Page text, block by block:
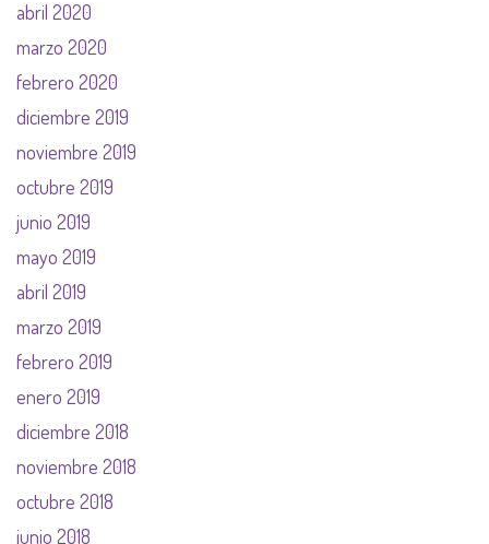
abril 2020
marzo 2020
febrero 2020
diciembre 2019
noviembre 2019
octubre 2019
junio 2019
mayo 2019
abril 2019
marzo 2019
febrero 2019
enero 2019
diciembre 2018
noviembre 2018
octubre 2018
junio 2018